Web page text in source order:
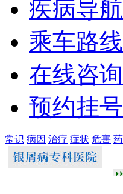
疾病导航
乘车路线
在线咨询
预约挂号
常识 病因 治疗 症状 危害